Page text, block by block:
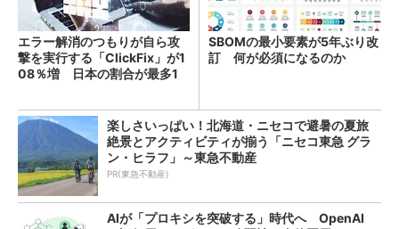
エラー解消のつもりが自ら攻
撃を実行する「ClickFix」が1
08％増 日本の割合が最多1
SBOMの最小要素が5年ぶり改
訂 何が必須になるのか
楽しさいっぱい！北海道・ニセコで避暑の夏旅
絶景とアクティビティが揃う「ニセコ東急 グラ
ン・ヒラフ」～東急不動産
PR(東急不動産)
AIが「プロキシを突破する」時代へ OpenAI